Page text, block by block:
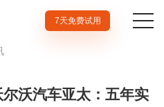
7天免费试用
沃汽车亚太：五年实